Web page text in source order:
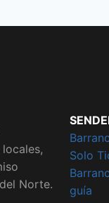
Norte.
Solo
guía